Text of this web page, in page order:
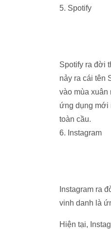
5. Spotify
Spotify ra đời
nảy ra cái tên
vào mùa
ứng dụng mới
toàn cầu.
6. Instagram
Instagram ra
vinh danh là
Hiện tại,